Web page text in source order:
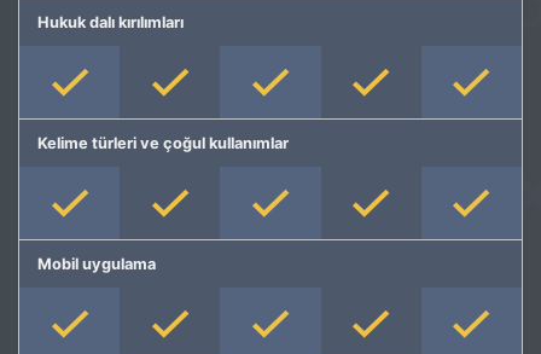
Hukuk dalı kırılımları
Kelime türleri ve çoğul kullanımlar
Mobil uygulama